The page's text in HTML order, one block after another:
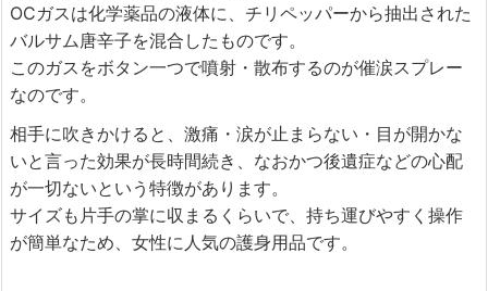
OCガスは化学薬品の液体に、チリペッパーから抽出された
バルサム唐辛子を混合したものです。
このガスをボタン一つで噴射・散布するのが催涙スプレー
なのです。
相手に吹きかけると、激痛・涙が止まらない・目が開かな
いと言った効果が長時間続き、なおかつ後遺症などの心配
が一切ないという特徴があります。
サイズも片手の掌に収まるくらいで、持ち運びやすく操作
が簡単なため、女性に人気の護身用品です。